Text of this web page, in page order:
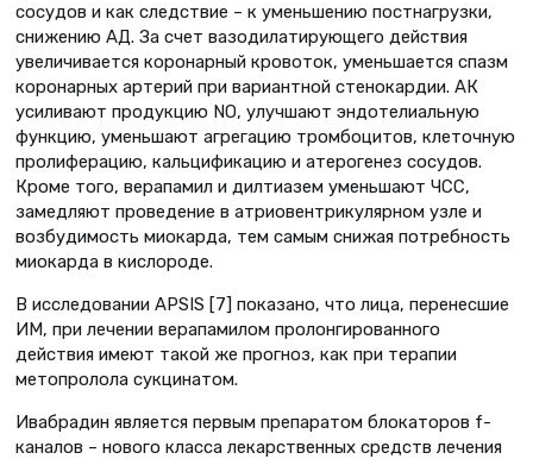
сосудов и как следствие – к уменьшению постнагрузки,
снижению АД. За счет вазодилатирующего действия
увеличивается коронарный кровоток, уменьшается спазм
коронарных артерий при вариантной стенокардии. АК
усиливают продукцию NO, улучшают эндотелиальную
функцию, уменьшают агрегацию тромбоцитов, клеточную
пролиферацию, кальцификацию и атерогенез сосудов.
Кроме того, верапамил и дилтиазем уменьшают ЧСС,
замедляют проведение в атриовентрикулярном узле и
возбудимость миокарда, тем самым снижая потребность
миокарда в кислороде.
В исследовании APSIS [7] показано, что лица, перенесшие
ИМ, при лечении верапамилом пролонгированного
действия имеют такой же прогноз, как при терапии
метопролола сукцинатом.
Ивабрадин является первым препаратом блокаторов f-
каналов – нового класса лекарственных средств лечения